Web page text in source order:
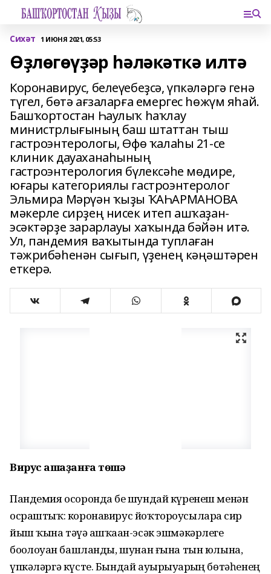
Сихәт 1 ИЮНЯ 2021, 05:53
Өҙлөгөүҙәр һәләкәткә илтә
Коронавирус, белеүебеҙсә, үпкәләргә генә
түгел, бөтә ағзаларға емергес һөжүм яһай.
Башҡортостан Һаулыҡ һаҡлау
министрлығының баш штаттан тыш
гастроэнтерологы, Өфө ҡалаһы 21-се
клиник дауаханаһының
гастроэнтерология бүлексәһе мөдире,
юғары категориялы гастроэнтеролог
Эльмира Мәрүән ҡыҙы ҠАҺАРМАНОВА
мәкерле сирҙең нисек итеп ашҡаҙан-
эсәктәрҙе зарарлауы хаҡында бәйән итә.
Ул, пандемия ваҡытында туплаған
тәжрибәһенән сығып, үҙенең кәңәштәрен
еткерә.
Вирус ашҡаҙанға төшә
Пандемия осоронда беҙ шундай күренеш менән
осраштыҡ: коронавирус йоҡтороусыларҙа сир
йыш ҡына тәүҙә ашҡаҙан-эсәк эшмәкәрлеге
боҙолоуҙан башланды, шунан ғына тын юлына,
үпкәләргә күсте. Бындай ауырыуҙарҙың бөтәһенең